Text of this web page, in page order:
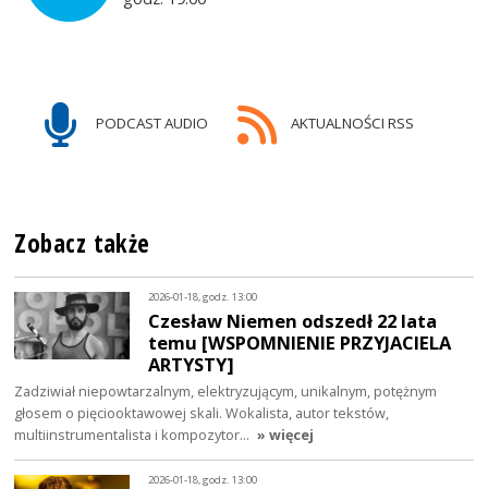
PODCAST AUDIO AKTUALNOŚCI RSS
Zobacz także
2026-01-18, godz. 13:00
Czesław Niemen odszedł 22 lata
temu [WSPOMNIENIE PRZYJACIELA
ARTYSTY]
Zadziwiał niepowtarzalnym, elektryzującym, unikalnym, potężnym
głosem o pięciooktawowej skali. Wokalista, autor tekstów,
multiinstrumentalista i kompozytor… » więcej
2026-01-18, godz. 13:00